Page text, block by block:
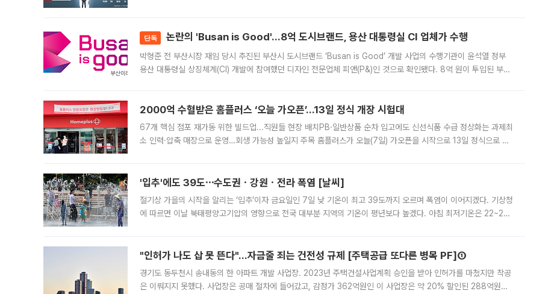
단독 논란의 'Busan is Good'…8억 도시브랜드, 용산 대통령실 CI 업체가 수행
박형준 전 부산시장 재임 당시 추진된 부산시 도시브랜드 ‘Busan is Good’ 개발 사업의 수행기관이 윤석열 정부
용산 대통령실 상징체계(CI) 개발에 참여했던 디자인 전문업체 피앤(P&)인 것으로 확인됐다. 8억 원이 투입된 부산
2000억 수혈받은 홈플러스 ‘오늘 가오픈’...13일 정식 개장 시험대
67개 핵심 점포 재가동 위한 빌드업...직원들 현장 배치PB·일반상품 순차 입고에도 신선식품 수급 정상화는 과제최
소 인력·압축 매장으로 운영…회생 가능성 높일지 주목 홈플러스가 오늘(7일) 가오픈을 시작으로 13일 정식으로 재
'입추'에도 39도⋯수도권ㆍ강원ㆍ전라 폭염 [날씨]
절기상 가을의 시작을 알리는 ‘입추’이자 금요일인 7일 낮 기온이 최고 39도까지 오르며 폭염이 이어지겠다. 기상청
에 따르면 이날 북태평양고기압의 영향으로 전국 대부분 지역의 기온이 평년보다 높겠다. 아침 최저기온은 22~27
"인허가 나도 삽 못 뜬다"…자금줄 죄는 건전성 규제 [주택공급 또다른 병목 PF]①
경기도 동두천시 송내동의 한 아파트 개발 사업장. 2023년 주택건설사업계획 승인을 받아 인허가를 마쳤지만 착공
은 이뤄지지 못했다. 사업장은 공매 절차에 들어갔고, 감정가 362억원인 이 사업장은 약 20% 할인된 288억원에